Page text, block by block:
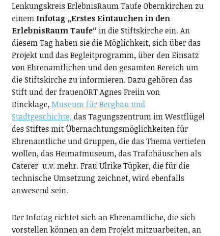
Lenkungskreis ErlebnisRaum Taufe Obernkirchen zu
einem Infotag „Erstes Eintauchen in den
ErlebnisRaum Taufe“ in die Stiftskirche ein. An
diesem Tag haben sie die Möglichkeit, sich über das
Projekt und das Begleitprogramm, über den Einsatz
von Ehrenamtlichen und den gesamten Bereich um
die Stiftskirche zu informieren. Dazu gehören das
Stift und der frauenORT Agnes Freiin von
Dincklage, Museum für Bergbau und
Stadtgeschichte, das Tagungszentrum im Westflügel
des Stiftes mit Übernachtungsmöglichkeiten für
Ehrenamtliche und Gruppen, die das Thema vertiefen
wollen, das Heimatmuseum, das Trafohäuschen als
Caterer u.v. mehr. Frau Ulrike Tüpker, die für die
technische Umsetzung zeichnet, wird ebenfalls
anwesend sein.
Der Infotag richtet sich an Ehrenamtliche, die sich
vorstellen können an dem Projekt mitzuarbeiten, an